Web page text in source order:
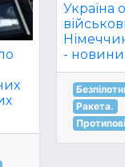
Україна
-
Ракета.